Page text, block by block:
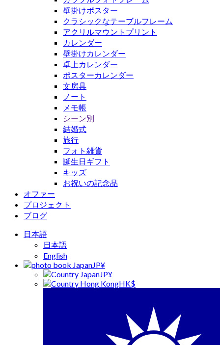
壁掛けポスター
クラシックなテーブルフレーム
アクリルマウントプリント
カレンダー
壁掛けカレンダー
卓上カレンダー
ポスターカレンダー
文房具
ノート
メモ帳
シーン別
結婚式
旅行
フォト雑貨
誕生日ギフト
キッズ
お祝いの記念品
オファー
プロジェクト
ブログ
日本語
日本語
English
JP¥
JP¥
HK$